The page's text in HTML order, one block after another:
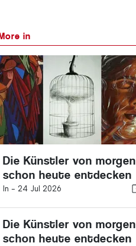
in
Die Künstler von morgen
schon heute entdecken
In - 24 Jul 2026
Die Künstler von morgen
schon heute entdecken